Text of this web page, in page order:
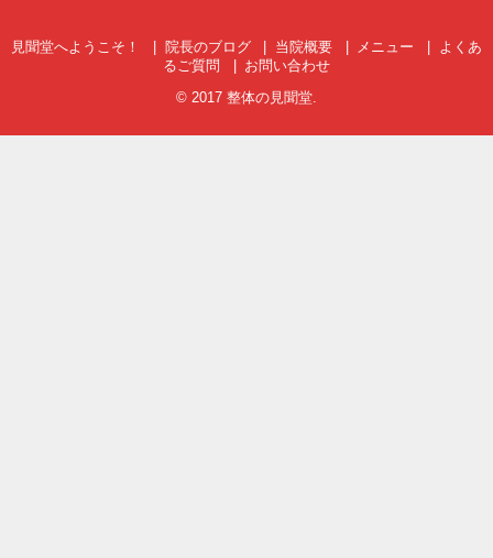
見聞堂へようこそ！ 院長のブログ 当院概要 メニュー
よくあ
るご質問
お問い合わせ
© 2017 整体の見聞堂.